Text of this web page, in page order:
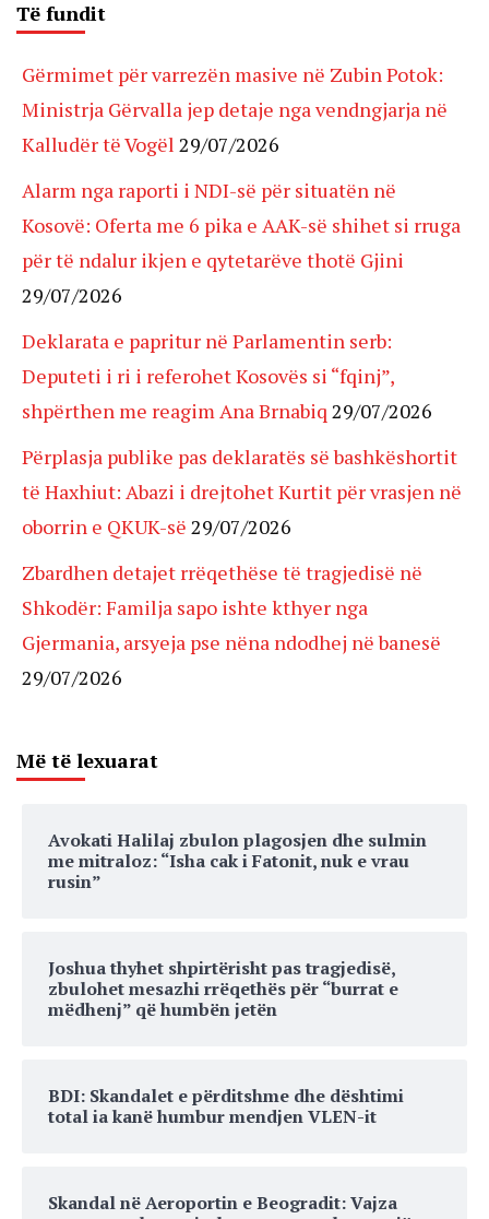
Të fundit
Gërmimet për varrezën masive në Zubin Potok:
Ministrja Gërvalla jep detaje nga vendngjarja në
Kalludër të Vogël 29/07/2026
Alarm nga raporti i NDI-së për situatën në
Kosovë: Oferta me 6 pika e AAK-së shihet si rruga
për të ndalur ikjen e qytetarëve thotë Gjini
29/07/2026
Deklarata e papritur në Parlamentin serb:
Deputeti i ri i referohet Kosovës si “fqinj”,
shpërthen me reagim Ana Brnabiq 29/07/2026
Përplasja publike pas deklaratës së bashkëshortit
të Haxhiut: Abazi i drejtohet Kurtit për vrasjen në
oborrin e QKUK-së 29/07/2026
Zbardhen detajet rrëqethëse të tragjedisë në
Shkodër: Familja sapo ishte kthyer nga
Gjermania, arsyeja pse nëna ndodhej në banesë
29/07/2026
Më të lexuarat
Avokati Halilaj zbulon plagosjen dhe sulmin
me mitraloz: “Isha cak i Fatonit, nuk e vrau
rusin”
Joshua thyhet shpirtërisht pas tragjedisë,
zbulohet mesazhi rrëqethës për “burrat e
mëdhenj” që humbën jetën
BDI: Skandalet e përditshme dhe dështimi
total ia kanë humbur mendjen VLEN-it
Skandal në Aeroportin e Beogradit: Vajza